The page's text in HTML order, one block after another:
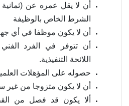
أن لا يقل عمره عن
الشرط الخاص بالوظيفة
أن لا يكون موظفا في أي
أن تتوفر في الفرد
اللائحة التنفيذية.
حصوله على المؤهلات
أن لا يكون متزوجا من غير
ألا يكون قد فصل من